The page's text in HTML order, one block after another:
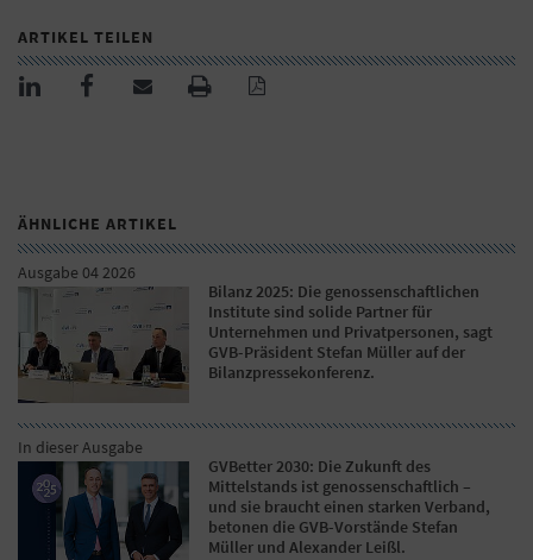
ARTIKEL TEILEN
ÄHNLICHE ARTIKEL
Ausgabe 04 2026
Bilanz 2025: Die genossenschaftlichen
Institute sind solide Partner für
Unternehmen und Privatpersonen, sagt
GVB-Präsident Stefan Müller auf der
Bilanzpressekonferenz.
In dieser Ausgabe
GVBetter 2030: Die Zukunft des
Mittelstands ist genossenschaftlich –
und sie braucht einen starken Verband,
betonen die GVB-Vorstände Stefan
Müller und Alexander Leißl.